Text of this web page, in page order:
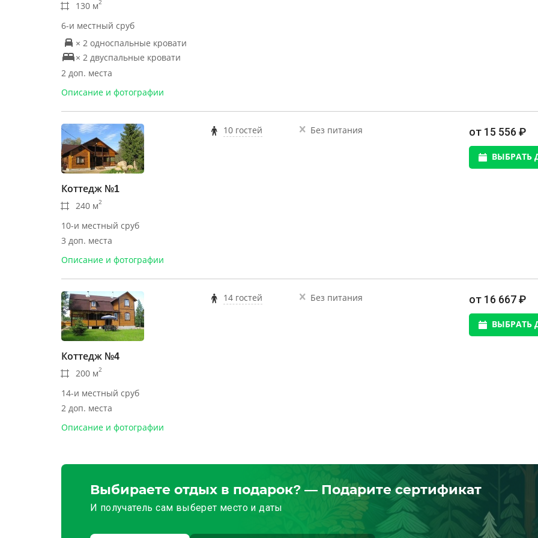
130 м2
6-и местный сруб
× 2 односпальные кровати
× 2 двуспальные кровати
2 доп. места
Описание и фотографии
Коттедж №1
240 м2
10-и местный сруб
3 доп. места
Описание и фотографии
10 гостей Без питания от 15 556 ₽
ВЫБРАТЬ
Коттедж №4
200 м2
14-и местный сруб
2 доп. места
Описание и фотографии
14 гостей Без питания от 16 667 ₽
ВЫБРАТЬ
Выбираете отдых в подарок? — Подарите сертификат
И получатель сам выберет место и даты